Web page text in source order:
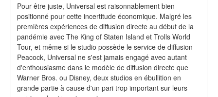
Pour être juste, Universal est raisonnablement bien
positionné pour cette incertitude économique. Malgré les
premières expériences de diffusion directe au début de la
pandémie avec The King of Staten Island et Trolls World
Tour, et même si le studio possède le service de diffusion
Peacock, Universal ne s'est jamais engagé avec autant
d'enthousiasme dans le modèle de diffusion directe que
Warner Bros. ou Disney, deux studios en ébullition en
grande partie à cause d'un pari trop important sur leurs